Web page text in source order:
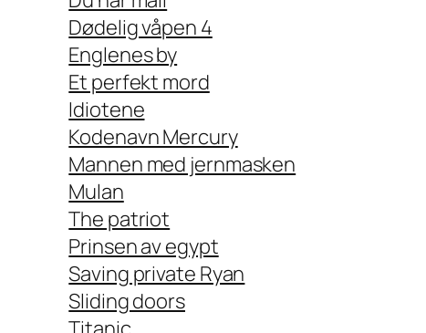
Dødelig våpen 4
Englenes by
Et perfekt mord
Idiotene
Kodenavn Mercury
Mannen med jernmasken
Mulan
The patriot
Prinsen av egypt
Saving private Ryan
Sliding doors